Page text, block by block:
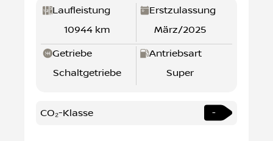
Laufleistung
10944 km
Erstzulassung
März/2025
Getriebe
Schaltgetriebe
Antriebsart
Super
CO₂-Klasse -